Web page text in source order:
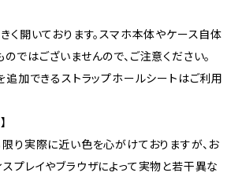
く開いております。スマホ本体やケース自体
ではございませんので、ご注意ください。
追加できるストラップホールシートはご利用
り実際に近い色を心がけておりますが、お
プレイやブラウザによって実物と若干異な